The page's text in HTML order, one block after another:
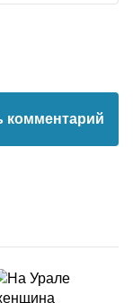
комментарий